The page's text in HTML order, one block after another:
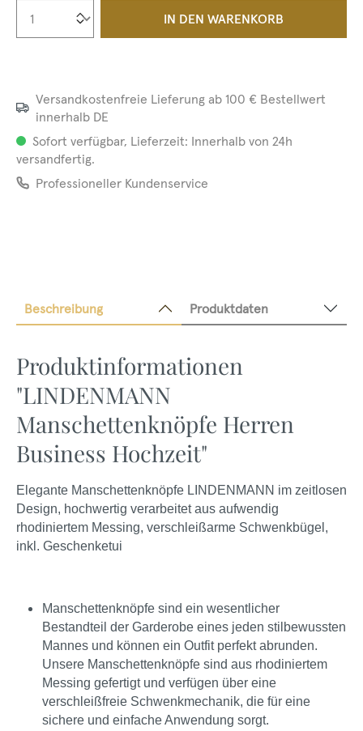
Produkt Anzahl: Gib den
IN DEN WARENKORB
Versandkostenfreie Lieferung ab 100 € Bestellwert
innerhalb DE
Sofort verfügbar, Lieferzeit: Innerhalb von 24h
versandfertig.
Professioneller Kundenservice
Beschreibung Produktdaten
Produktinformationen
"LINDENMANN
Manschettenknöpfe Herren
Business Hochzeit"
Elegante Manschettenknöpfe LINDENMANN im zeitlosen
Design, hochwertig verarbeitet aus aufwendig
rhodiniertem Messing, verschleißarme Schwenkbügel,
inkl. Geschenketui
Manschettenknöpfe sind ein wesentlicher
Bestandteil der Garderobe eines jeden stilbewussten
Mannes und können ein Outfit perfekt abrunden.
Unsere Manschettenknöpfe sind aus rhodiniertem
Messing gefertigt und verfügen über eine
verschleißfreie Schwenkmechanik, die für eine
sichere und einfache Anwendung sorgt.